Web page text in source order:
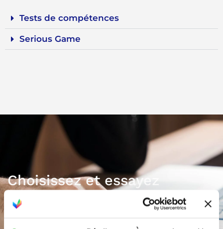
Tests de compétences
Serious Game
Choisissez et essayez
gratuitement vos tests
Une solution globale clé en main pour vous